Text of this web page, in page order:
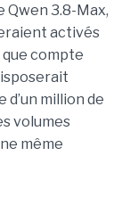
Qwen 3.8-Max,
activés
compte
million de
volumes
même